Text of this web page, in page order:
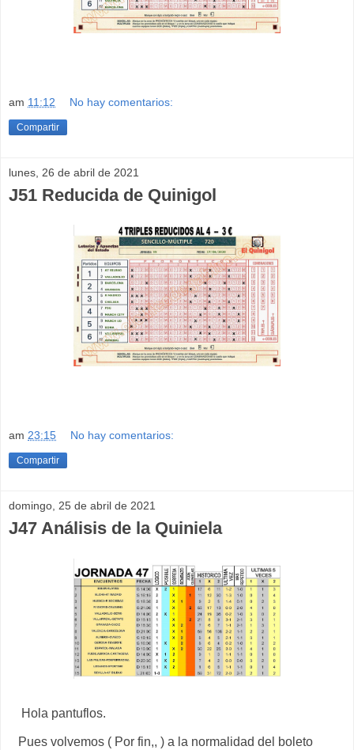
am 11:12 No hay comentarios:
Compartir
lunes, 26 de abril de 2021
J51 Reducida de Quinigol
am 23:15 No hay comentarios:
Compartir
domingo, 25 de abril de 2021
J47 Análisis de la Quiniela
Hola pantuflos.
Pues volvemos ( Por fin,, ) a la normalidad del boleto